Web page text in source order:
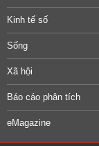
Kinh tế số
Sống
Xã hội
Báo cáo phân tích
eMagazine